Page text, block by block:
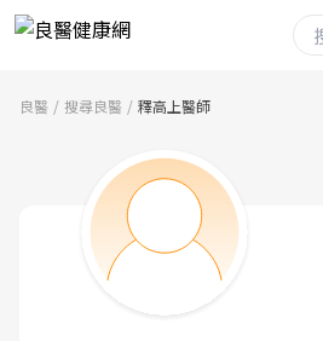
良醫 搜尋良醫 釋高上醫師